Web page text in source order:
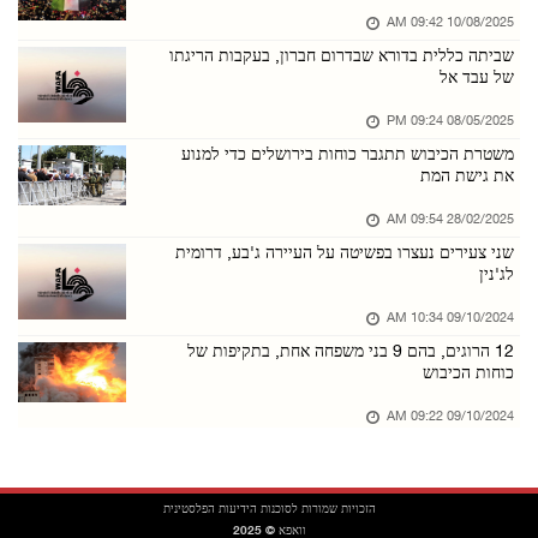
כוחות הכיבוש ממשיכים לחרוש אדמות ולעקור עצי ז ...
06/אוגוסט/2026 08:47 PM
פתוח: המתקפה על מחנה קלנדיה היא הסלמה מאורגנת ...
כוחות הכיבוש פלשו למחנה עסכר שממזרח לשכם
06/אוגוסט/2026 08:36 PM
מתנחלים גידרו אדמות נוספות בבקעת הירדן הצפוני ...
06/אוגוסט/2026 08:28 PM
כוחות הכיבוש עצרו חמישה תושבים ממחוז חברון
המחלקה לענייני פליטים גינתה את מתקפת כוחות הכ ...
10/08/2025 09:42 AM
שביתה כללית בדורא שבדרום חברון, בעקבות הריגתו
של עבד אל
08/05/2025 09:24 PM
משטרת הכיבוש תתגבר כוחות בירושלים כדי למנוע
את גישת המת
28/02/2025 09:54 AM
שני צעירים נעצרו בפשיטה על העיירה ג'בע, דרומית
לג'נין
09/10/2024 10:34 AM
12 הרוגים, בהם 9 בני משפחה אחת, בתקיפות של
כוחות הכיבוש
09/10/2024 09:22 AM
הזכויות שמורות לסוכנות הידיעות הפלסטינית
וואפא © 2025